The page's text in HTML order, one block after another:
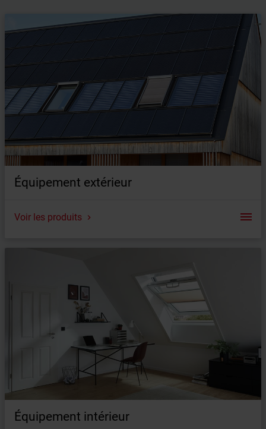
Équipement extérieur
Volet roulant extérieur
Voir les produits
Équipement intérieur